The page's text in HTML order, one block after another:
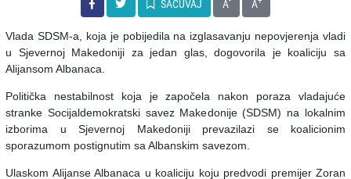
SAČUVAJ A A
Vlada SDSM-a, koja je pobijedila na izglasavanju nepovjerenja vladi
u Sjevernoj Makedoniji za jedan glas, dogovorila je koaliciju sa
Alijansom Albanaca.
Politička nestabilnost koja je započela nakon poraza vladajuće
stranke Socijaldemokratski savez Makedonije (SDSM) na lokalnim
izborima u Sjevernoj Makedoniji prevazilazi se koalicionim
sporazumom postignutim sa Albanskim savezom.
Ulaskom Alijanse Albanaca u koaliciju koju predvodi premijer Zoran